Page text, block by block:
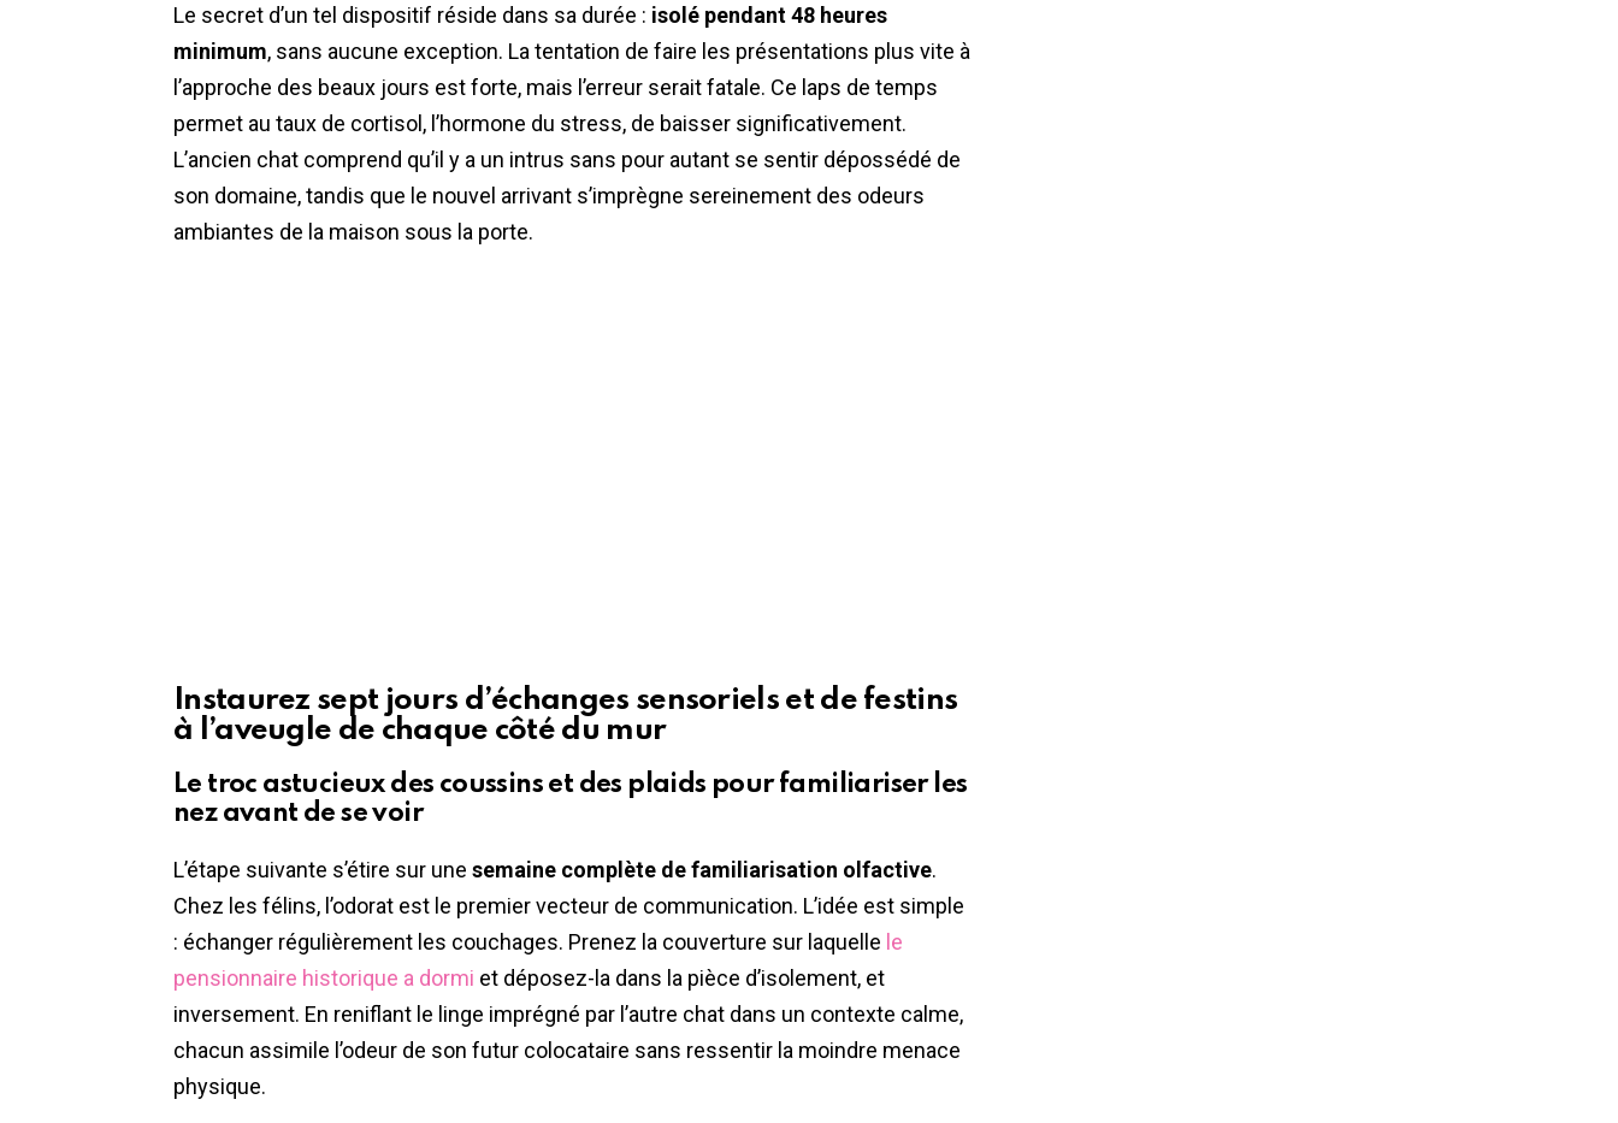
Le secret d’un tel dispositif réside dans sa durée : isolé pendant 48 heures
minimum, sans aucune exception. La tentation de faire les présentations plus vite à
l’approche des beaux jours est forte, mais l’erreur serait fatale. Ce laps de temps
permet au taux de cortisol, l’hormone du stress, de baisser significativement.
L’ancien chat comprend qu’il y a un intrus sans pour autant se sentir dépossédé de
son domaine, tandis que le nouvel arrivant s’imprègne sereinement des odeurs
ambiantes de la maison sous la porte.
Instaurez sept jours d’échanges sensoriels et de festins
à l’aveugle de chaque côté du mur
Le troc astucieux des coussins et des plaids pour familiariser les
nez avant de se voir
L’étape suivante s’étire sur une semaine complète de familiarisation olfactive.
Chez les félins, l’odorat est le premier vecteur de communication. L’idée est simple
: échanger régulièrement les couchages. Prenez la couverture sur laquelle le
pensionnaire historique a dormi et déposez-la dans la pièce d’isolement, et
inversement. En reniflant le linge imprégné par l’autre chat dans un contexte calme,
chacun assimile l’odeur de son futur colocataire sans ressentir la moindre menace
physique.